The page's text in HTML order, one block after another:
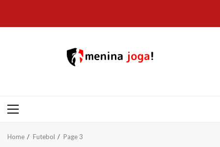
content
Primary
Home Futebol Page 3